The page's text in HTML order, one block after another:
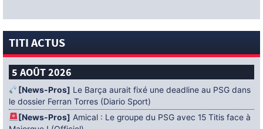
TITI ACTUS
5 AOÛT 2026
[News-Pros] Le Barça aurait fixé une deadline au PSG dans
le dossier Ferran Torres (Diario Sport)
[News-Pros] Amical : Le groupe du PSG avec 15 Titis face à